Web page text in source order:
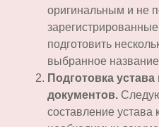
оригинальным и не
подготовить
выбранное
Подготовка
документов.
составление устава